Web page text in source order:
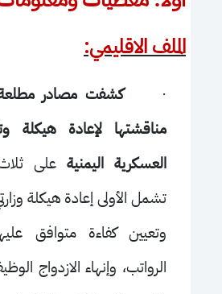
الملف الاقليمي:
·كشفت مصادر
مناقشتها لإعادة هيكلة
العسكرية اليمنية على
تشمل الأولى إعادة هيكلة
وتعيين كفاءة متوافق
الرواتب، وإنهاء الازدواج